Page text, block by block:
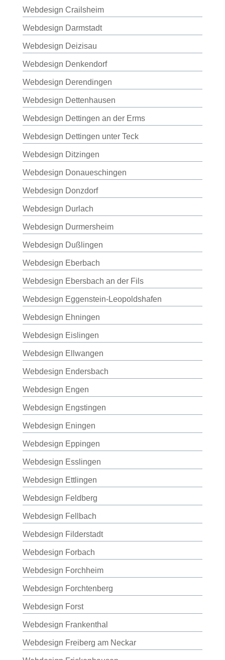
Webdesign Crailsheim
Webdesign Darmstadt
Webdesign Deizisau
Webdesign Denkendorf
Webdesign Derendingen
Webdesign Dettenhausen
Webdesign Dettingen an der Erms
Webdesign Dettingen unter Teck
Webdesign Ditzingen
Webdesign Donaueschingen
Webdesign Donzdorf
Webdesign Durlach
Webdesign Durmersheim
Webdesign Dußlingen
Webdesign Eberbach
Webdesign Ebersbach an der Fils
Webdesign Eggenstein-Leopoldshafen
Webdesign Ehningen
Webdesign Eislingen
Webdesign Ellwangen
Webdesign Endersbach
Webdesign Engen
Webdesign Engstingen
Webdesign Eningen
Webdesign Eppingen
Webdesign Esslingen
Webdesign Ettlingen
Webdesign Feldberg
Webdesign Fellbach
Webdesign Filderstadt
Webdesign Forbach
Webdesign Forchheim
Webdesign Forchtenberg
Webdesign Forst
Webdesign Frankenthal
Webdesign Freiberg am Neckar